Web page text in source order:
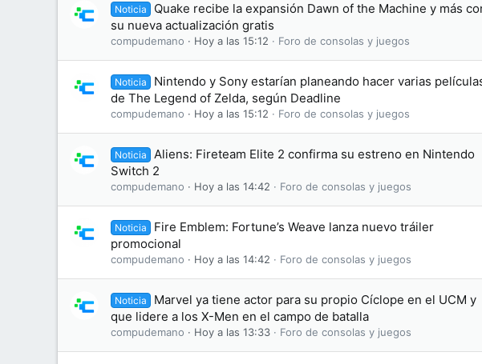
Noticia
Quake recibe la expansión Dawn of the Machine y más
su nueva actualización gratis
compudemano Hoy a las 15:12 Foro de consolas y juegos
Noticia
Nintendo y Sony estarían planeando hacer varias
de The Legend of Zelda, según Deadline
compudemano Hoy a las 15:12 Foro de consolas y juegos
Noticia
Aliens: Fireteam Elite 2 confirma su estreno en Nintendo
Switch 2
compudemano Hoy a las 14:42 Foro de consolas y juegos
Noticia
Fire Emblem: Fortune’s Weave lanza nuevo tráiler
promocional
compudemano Hoy a las 14:42 Foro de consolas y juegos
Noticia
Marvel ya tiene actor para su propio Cíclope en el UCM y
que lidere a los X-Men en el campo de batalla
compudemano Hoy a las 13:33 Foro de consolas y juegos